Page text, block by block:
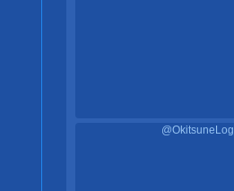
@OkitsuneLog